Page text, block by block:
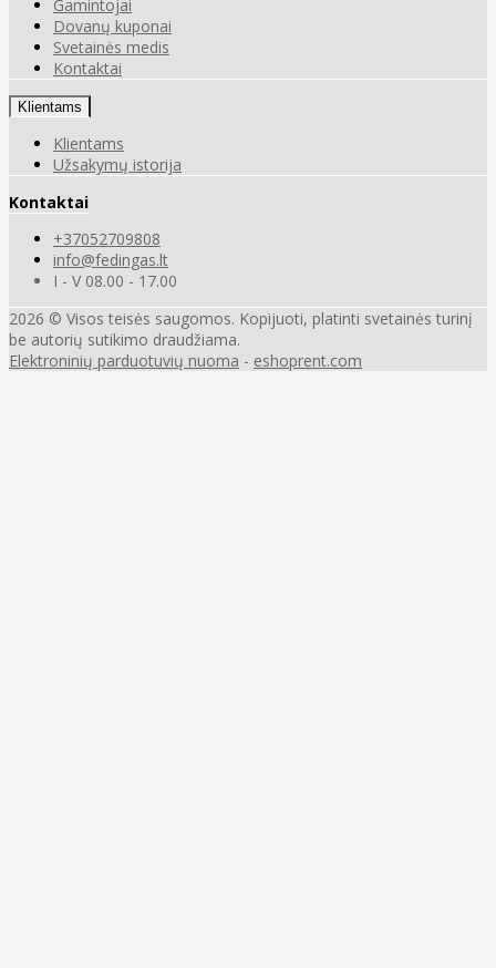
Gamintojai
Dovanų kuponai
Svetainės medis
Kontaktai
Klientams
Klientams
Užsakymų istorija
Kontaktai
+37052709808
info@fedingas.lt
I - V 08.00 - 17.00
2026 © Visos teisės saugomos. Kopijuoti, platinti svetainės turinį
be autorių sutikimo draudžiama.
Elektroninių parduotuvių nuoma - eshoprent.com